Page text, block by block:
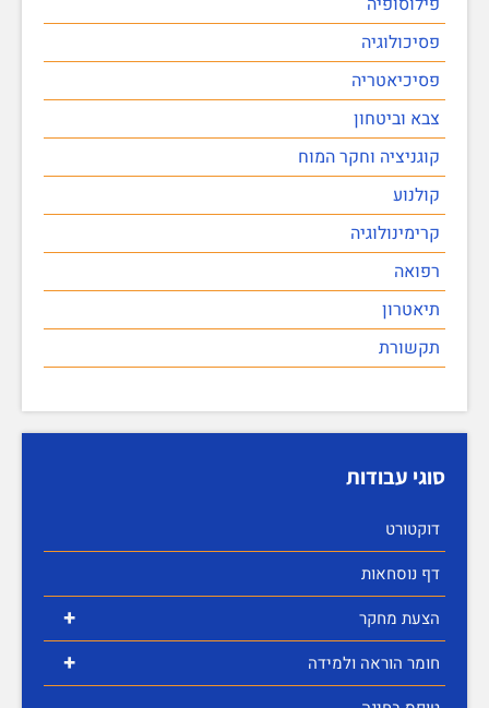
פסיכולוגיה
פסיכיאטריה
צבא וביטחון
קוגניציה וחקר המוח
קולנוע
קרימינולוגיה
רפואה
תיאטרון
תקשורת
סוגי עבודות
דוקטורט
דף נוסחאות
+ הצעת מחקר
+
חומר הוראה ולמידה